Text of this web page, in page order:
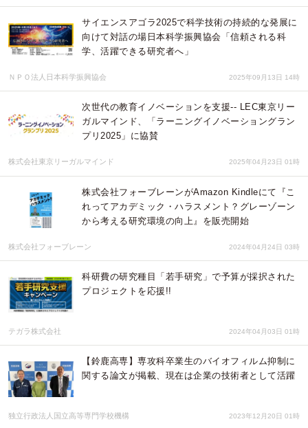
サイエンスアゴラ2025で科学技術の持続的な発展に
向けて対話の場日本科学振興協会「信頼される科
学、活躍できる研究者へ」
ＮＰＯ法人日本科学振興協会 2025年09月13日 14時
次世代の教育イノベーションを支援-- LEC東京リー
ガルマインド、「ラーニングイノベーショングラン
プリ2025」に協賛
株式会社東京リーガルマインド 2025年04月23日 01時
株式会社フォーブレーンがAmazon Kindleにて『こ
れってアカデミック・ハラスメント？グレーゾーン
から考える研究環境の向上』を販売開始
株式会社フォーブレーン 2024年04月24日 03時
科研費の研究種目「若手研究」で予算が採択された
プロジェクトを応援!!
テガラ株式会社 2024年04月03日 01時
【鈴鹿高専】専攻科卒業生のバイオフィルム抑制に
関する論文が掲載、現在は企業の技術者として活躍
独立行政法人国立高等専門学校機構 2023年12月20日 01時